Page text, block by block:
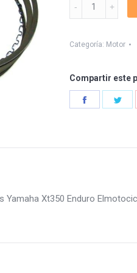
quantity
Categoría: Motor
Compartir este
Xt350 Enduro